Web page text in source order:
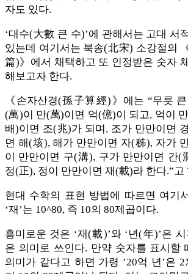
자도 있다.
‘대수(大數 큰 수)’에 관해서는 고대 서
있는데 여기서는 북송(北宋) 소강절의
篇)》에서 채택하고 또 인정받은 숫자
해보고자 한다.
《손자산경(孫子算經)》에는 “무릇
(萬)이 만(萬)이면 억(億)이 되고, 억이
배)이면 조(兆)가 되며, 조가 만만이면
면 해(垓), 해가 만만이면 자(秭), 자가
이 만만이면 구(溝), 구가 만만이면 간(
정(正), 정이 만만이면 재(載)라 한다.”고
현대 수학의 표현 방법에 따르면 여기
‘재’는 10^80, 즉 10의 80제곱이다.
흥미로운 것은 ‘재(載)’와 ‘년(年)’은
은 의미로 쓰인다. 만약 숫자를 표시할
의미가 같다고 하면 가령 ’20억 년’은